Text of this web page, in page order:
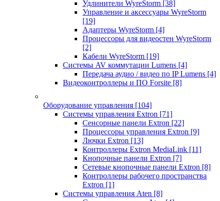
Удлинители WyreStorm [38]
Управление и аксессуары WyreStorm
[19]
Адаптеры WyreStorm [4]
Процессоры для видеостен WyreStorm
[2]
Кабели WyreStorm [19]
Системы AV коммутации Lumens [4]
Передача аудио / видео по IP Lumens [4]
Видеоконтроллеры и ПО Forsite [8]
Оборудование управления [104]
Системы управления Extron [71]
Сенсорные панели Extron [22]
Процессоры управления Extron [9]
Лючки Extron [13]
Контроллеры Extron MediaLink [11]
Кнопочные панели Extron [7]
Сетевые кнопочные панели Extron [8]
Контроллеры рабочего пространства
Extron [1]
Системы управления Aten [8]